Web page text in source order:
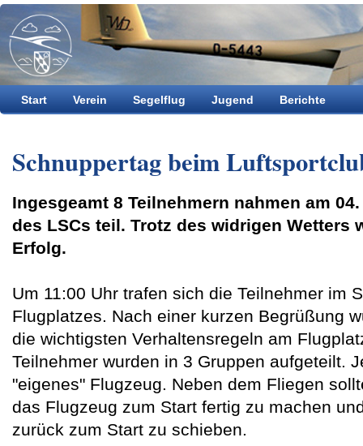
Start Verein Segelflug Jugend Berichte
Schnuppertag beim
Ingesgeamt 8 Teilnehmern nahmen am
des LSCs teil. Trotz des widrigen Wetters
Erfolg.
Um 11:00 Uhr trafen sich die Teilnehmer im
Flugplatzes. Nach einer kurzen Begrüßung
die wichtigsten Verhaltensregeln am
Teilnehmer wurden in 3 Gruppen aufgeteilt.
"eigenes" Flugzeug. Neben dem Fliegen
das Flugzeug zum Start fertig zu machen
zurück zum Start zu schieben.